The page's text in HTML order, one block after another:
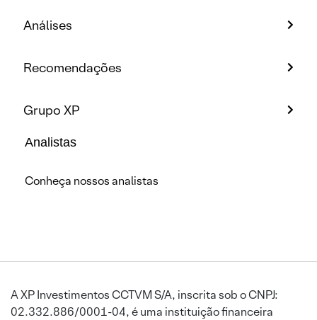
Análises
Recomendações
Grupo XP
Analistas
Conheça nossos analistas
A XP Investimentos CCTVM S/A, inscrita sob o CNPJ:
02.332.886/0001-04, é uma instituição financeira